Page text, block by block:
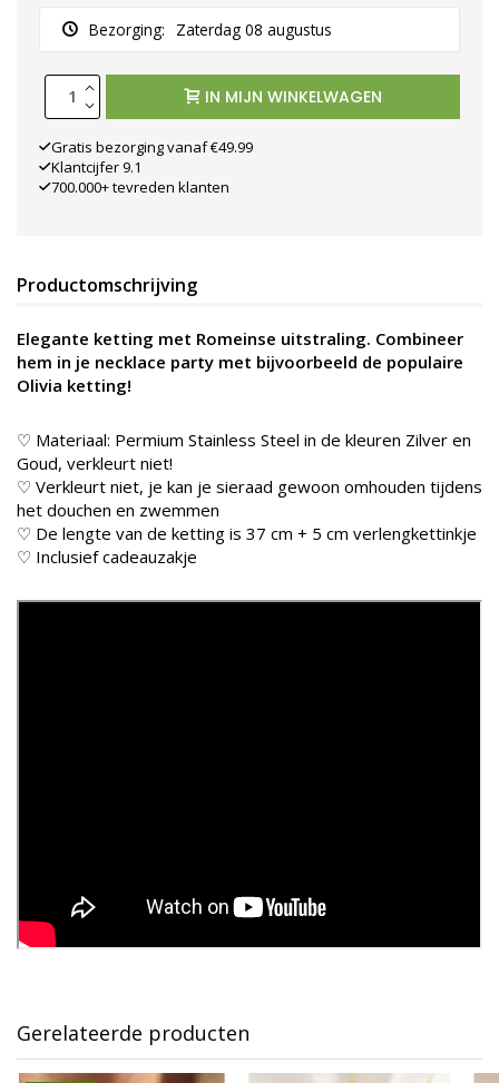
Bezorging: Zaterdag 08 augustus
IN MIJN WINKELWAGEN
Gratis bezorging vanaf €49.99
Klantcijfer 9.1
700.000+ tevreden klanten
Productomschrijving
Elegante ketting met Romeinse uitstraling. Combineer
hem in je necklace party met bijvoorbeeld de populaire
Olivia ketting!
♡ Materiaal: Permium Stainless Steel in de kleuren Zilver en
Goud, verkleurt niet!
♡ Verkleurt niet, je kan je sieraad gewoon omhouden tijdens
het douchen en zwemmen
♡ De lengte van de ketting is 37 cm + 5 cm verlengkettinkje
♡ Inclusief cadeauzakje
Gerelateerde producten